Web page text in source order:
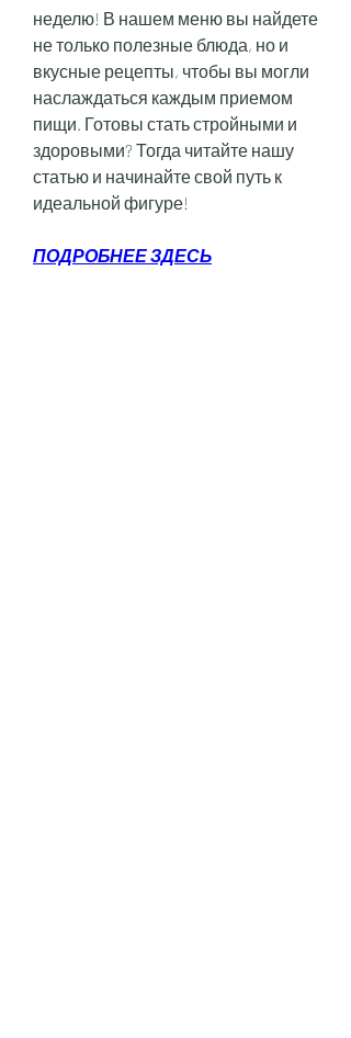
неделю! В нашем меню вы найдете
не только полезные блюда, но и
вкусные рецепты, чтобы вы могли
наслаждаться каждым приемом
пищи. Готовы стать стройными и
здоровыми? Тогда читайте нашу
статью и начинайте свой путь к
идеальной фигуре!
ПОДРОБНЕЕ ЗДЕСЬ